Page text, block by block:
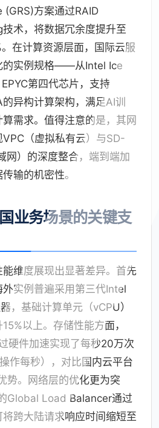
方案通过RAID
术，将数据冗余度提升至
在计算资源层面，国际云服
的实例规格——从Intel Ice
第四代芯片，支持
异构计算架构，满足AI训
需求。值得注意的是，其网
（虚拟私有云）与SD-
网）的深度整合，端到端加
输的机密性。
业务场景的关键支
维度展现出显著差异。首先
实例普遍采用第三代Intel
，基础计算单元（vCPU）
以上。存储性能方面，
硬件加速实现了每秒20万次
作每秒），对比国内云平台
势。网络层的优化更为突
Global Load Balancer通过
跨大陆请求响应时间缩短至